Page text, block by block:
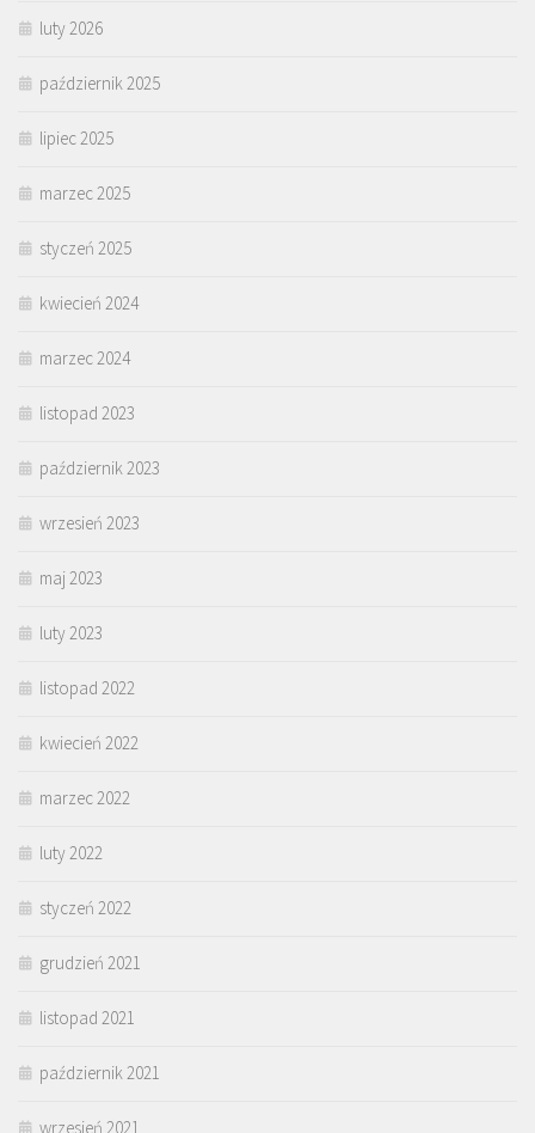
luty 2026
październik 2025
lipiec 2025
marzec 2025
styczeń 2025
kwiecień 2024
marzec 2024
listopad 2023
październik 2023
wrzesień 2023
maj 2023
luty 2023
listopad 2022
kwiecień 2022
marzec 2022
luty 2022
styczeń 2022
grudzień 2021
listopad 2021
październik 2021
wrzesień 2021